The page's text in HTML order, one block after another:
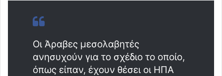
Οι Άραβες μεσολαβητές
ανησυχούν για το σχέδιο το οποίο,
όπως είπαν, έχουν θέσει οι ΗΠΑ